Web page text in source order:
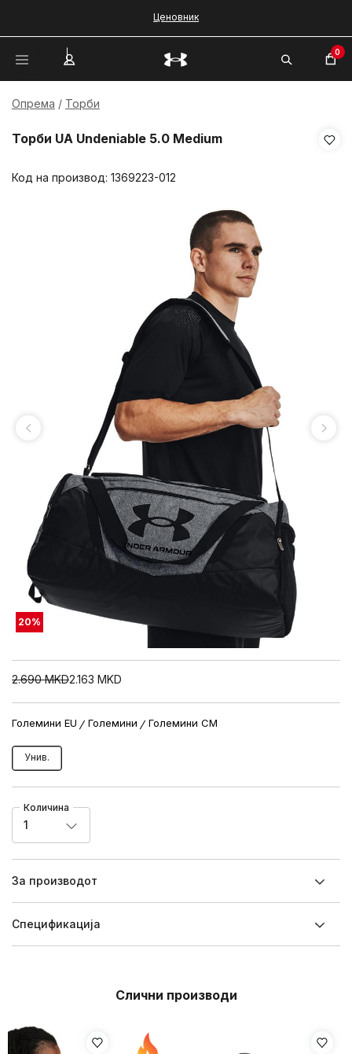
Ценовник
0
Опрема Торби
Торби UA Undeniable 5.0 Medium
Код на производ: 1369223-012
20%
2.690 MKD2.163 MKD
Големини EU Големини Големини CM
Унив.
Количина
1
За производот
Спецификацијa
Слични производи